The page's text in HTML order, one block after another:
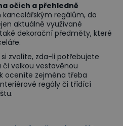
očích a přehledně
regálům, do
aktuálně využívané
dekorační předměty, které
zvolíte, zda-li potřebujete
velkou vestavěnou
oceníte zejména třeba
regály či třídící